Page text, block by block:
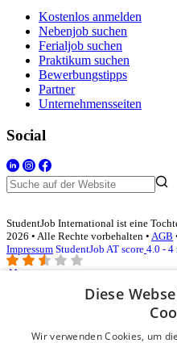
Kostenlos anmelden
Nebenjob suchen
Ferialjob suchen
Praktikum suchen
Bewerbungstipps
Partner
Unternehmensseiten
Social
StudentJob International ist eine
2026 • Alle Rechte vorbehalten • AGB
Impressum StudentJob AT score 4.0 - 4
Login für Unternehmen
E-Mail*
Diese
Wir verwenden Cookies, um